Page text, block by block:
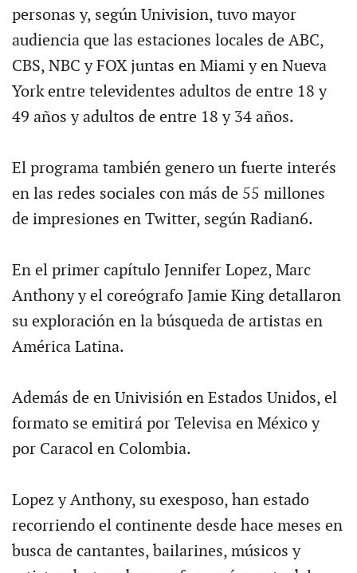
personas y, según Univision, tuvo mayor
audiencia que las estaciones locales de ABC,
CBS, NBC y FOX juntas en Miami y en Nueva
York entre televidentes adultos de entre 18 y
49 años y adultos de entre 18 y 34 años.
El programa también genero un fuerte interés
en las redes sociales con más de 55 millones
de impresiones en Twitter, según Radian6.
En el primer capítulo Jennifer Lopez, Marc
Anthony y el coreógrafo Jamie King detallaron
su exploración en la búsqueda de artistas en
América Latina.
Además de en Univisión en Estados Unidos, el
formato se emitirá por Televisa en México y
por Caracol en Colombia.
Lopez y Anthony, su exesposo, han estado
recorriendo el continente desde hace meses en
busca de cantantes, bailarines, músicos y